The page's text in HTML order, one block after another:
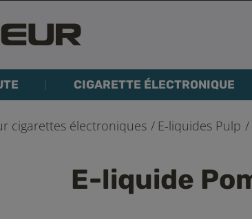
CIGARETTE ÉLECTRONIQUE
cigarettes électroniques E-liquides Pulp
E-liquide